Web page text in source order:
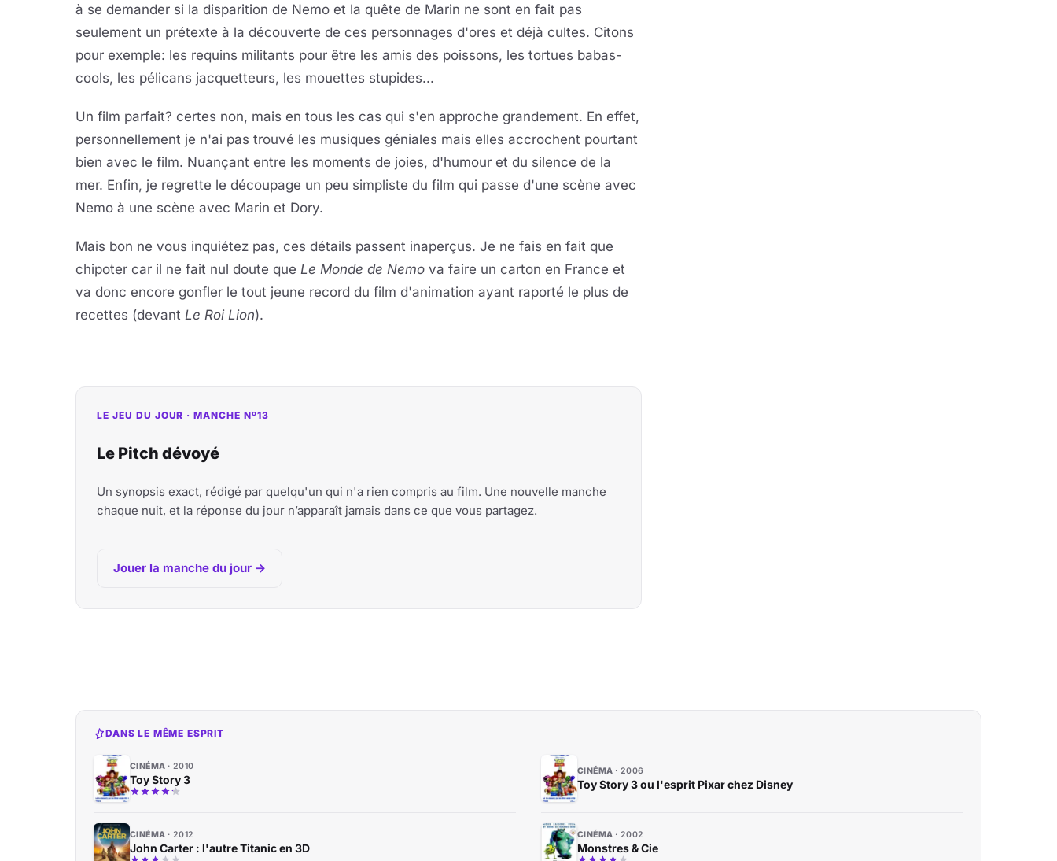
à se demander si la disparition de Nemo et la quête de Marin ne sont en fait pas
seulement un prétexte à la découverte de ces personnages d'ores et déjà cultes. Citons
pour exemple: les requins militants pour être les amis des poissons, les tortues babas-
cools, les pélicans jacquetteurs, les mouettes stupides...
Un film parfait? certes non, mais en tous les cas qui s'en approche grandement. En effet,
personnellement je n'ai pas trouvé les musiques géniales mais elles accrochent pourtant
bien avec le film. Nuançant entre les moments de joies, d'humour et du silence de la
mer. Enfin, je regrette le découpage un peu simpliste du film qui passe d'une scène avec
Nemo à une scène avec Marin et Dory.
Mais bon ne vous inquiétez pas, ces détails passent inaperçus. Je ne fais en fait que
chipoter car il ne fait nul doute que Le Monde de Nemo va faire un carton en France et
va donc encore gonfler le tout jeune record du film d'animation ayant raporté le plus de
recettes (devant Le Roi Lion).
LE JEU DU JOUR · MANCHE Nº13
Le Pitch dévoyé
Un synopsis exact, rédigé par quelqu'un qui n'a rien compris au film. Une nouvelle manche
chaque nuit, et la réponse du jour n’apparaît jamais dans ce que vous partagez.
Jouer la manche du jour →
DANS LE MÊME ESPRIT
CINÉMA 2010
Toy Story 3
CINÉMA 2006
Toy Story 3 ou l'esprit Pixar chez Disney
CINÉMA 2012
John Carter : l'autre Titanic en 3D
CINÉMA 2002
Monstres & Cie